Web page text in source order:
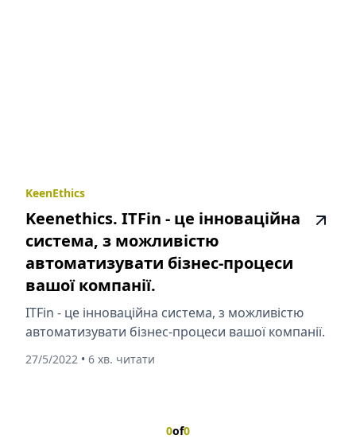
KeenEthics
Keenethics. ITFin - це інноваційна
система, з можливістю
автоматизувати бізнес-процеси
вашої компанії.
ITFin - це інноваційна система, з можливістю
автоматизувати бізнес-процеси вашої компанії.
27/5/2022 • 6 хв. читати
0of0